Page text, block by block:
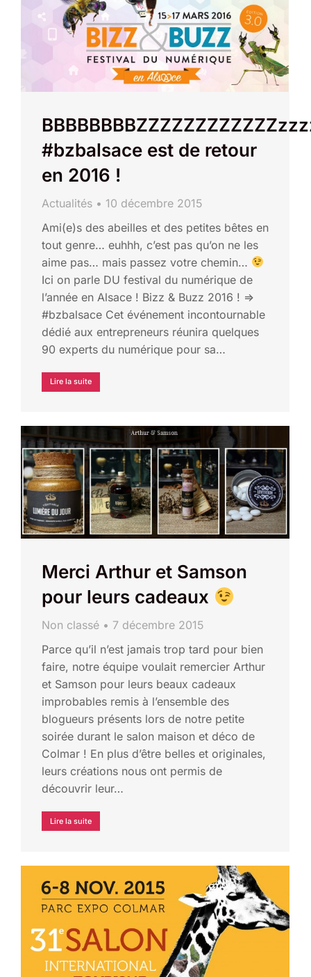
#bzbalsace est de retour
en 2016 !
Actualités
10 décembre 2015
Ami(e)s des abeilles et des petites bêtes en
tout genre… euhhh, c’est pas qu’on ne les
aime pas… mais passez votre chemin…
Ici on parle DU festival du numérique de
l’année en Alsace ! Bizz & Buzz 2016 ! =>
#bzbalsace Cet événement incontournable
dédié aux entrepreneurs réunira quelques
90 experts du numérique pour sa…
Lire la suite
Merci Arthur et Samson
pour leurs cadeaux
Non classé
7 décembre 2015
Parce qu’il n’est jamais trop tard pour bien
faire, notre équipe voulait remercier Arthur
et Samson pour leurs beaux cadeaux
improbables remis à l’ensemble des
blogueurs présents lors de notre petite
soirée durant le salon maison et déco de
Colmar ! En plus d’être belles et originales,
leurs créations nous ont permis de
découvrir leur…
Lire la suite